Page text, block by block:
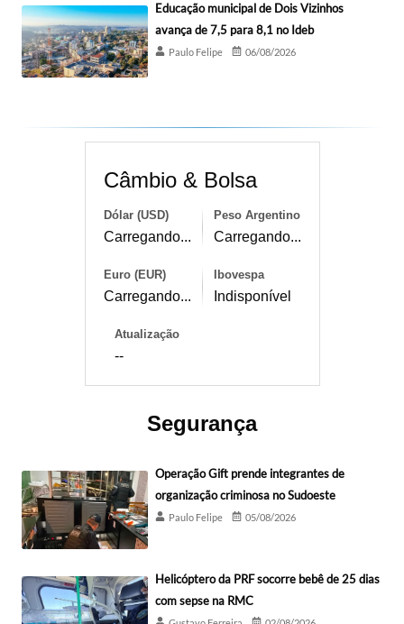
Educação municipal de Dois Vizinhos
avança de 7,5 para 8,1 no Ideb
Paulo Felipe 06/08/2026
Câmbio & Bolsa
Dólar (USD)
Carregando...
Peso Argentino
Carregando...
Euro (EUR)
Carregando...
Ibovespa
Indisponível
Atualização
--
Segurança
Operação Gift prende integrantes de
organização criminosa no Sudoeste
Paulo Felipe 05/08/2026
Helicóptero da PRF socorre bebê de 25 dias
com sepse na RMC